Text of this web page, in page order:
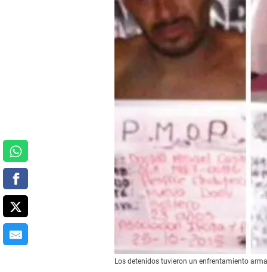
Los detenidos tuvieron un enfrentamiento